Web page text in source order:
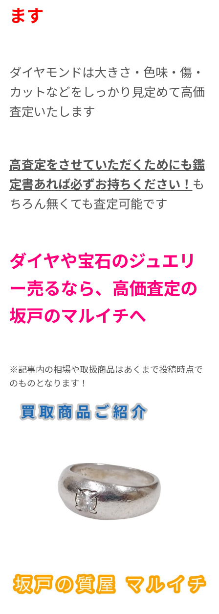
ます
ダイヤモンドは大きさ・色味・傷・
カットなどをしっかり見定めて高価
査定いたします
高査定をさせていただくためにも鑑
定書あれば必ずお持ちください！ も
ちろん無くても査定可能です
ダイヤや宝石のジュエリ
ー売るなら、高価査定の
坂戸のマルイチへ
※記事内の相場や取扱商品はあくまで投稿時点で
のものとなります！